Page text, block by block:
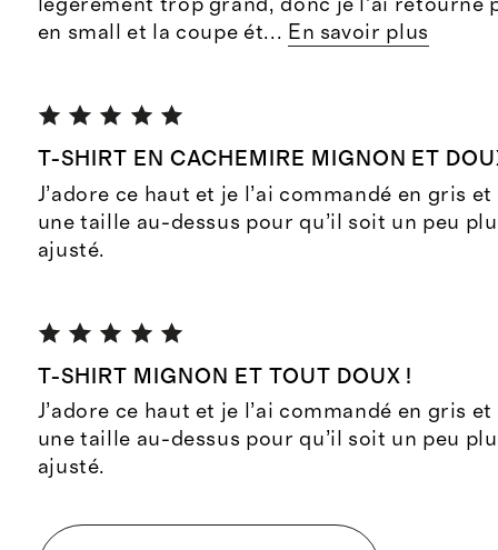
légèrement trop grand, donc je l’ai retourné
en small et la coupe ét... En savoir plus
T-SHIRT EN CACHEMIRE MIGNON ET
J’adore ce haut et je l’ai commandé en gris et
une taille au-dessus pour qu’il soit un peu
ajusté.
T-SHIRT MIGNON ET TOUT DOUX !
J’adore ce haut et je l’ai commandé en gris et
une taille au-dessus pour qu’il soit un peu
ajusté.